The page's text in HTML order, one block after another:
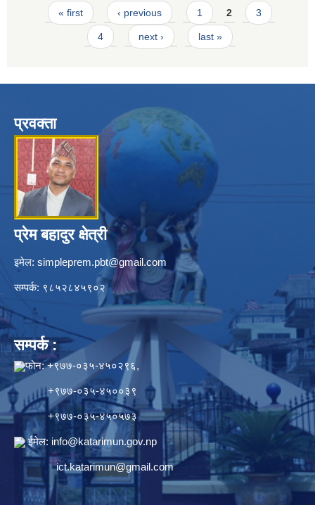
Pages
« first ‹ previous 1 2 3
4 next › last »
प्रवक्ता
प्रेम बहादुर क्षेत्री
इमेल: simpleprem.pbt@gmail.com
सम्पर्क: ९८५२८४५९०२
सम्पर्क :
फोन: +९७७-०३५-४५०२९६,
+९७७-०३५-४५००३९
+९७७-०३५-४५०५७३
ईमेल: info@katarimun.gov.np
ict.katarimun@gmail.com